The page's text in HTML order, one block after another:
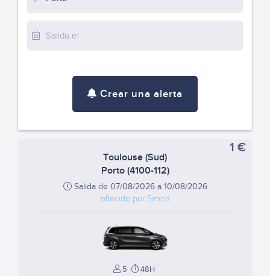
Crear una alerta
Toulouse (Sud)
Porto (4100-112)
Salida de 07/08/2026 a 10/08/2026
ofrecido por Simon
5 48H
1 €